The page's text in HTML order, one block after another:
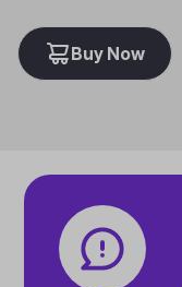
Buy Now